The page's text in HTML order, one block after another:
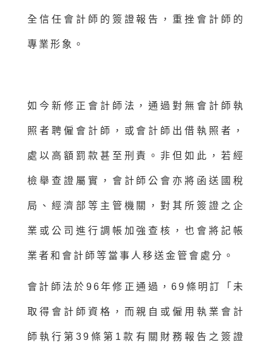
全信任會計師的簽證報告，重挫會計師的
專業形象。
如今新修正會計師法，通過對無會計師執
照者聘僱會計師，或會計師出借執照者，
處以高額罰款甚至刑責。非但如此，若經
檢舉查證屬實，會計師公會亦將函送國稅
局、經濟部等主管機關，對其所簽證之企
業或公司進行調帳加強查核，也會將記帳
業者和會計師等當事人移送金管會處分。
會計師法於96年修正通過，69條明訂「未
取得會計師資格，而親自或僱用執業會計
師執行第39條第1款有關財務報告之簽證